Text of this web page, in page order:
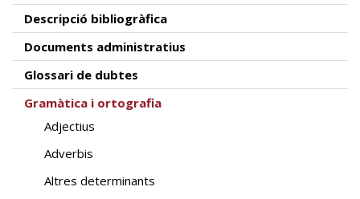
Descripció bibliogràfica
Documents administratius
Glossari de dubtes
Gramàtica i ortografia
Adjectius
Adverbis
Altres determinants